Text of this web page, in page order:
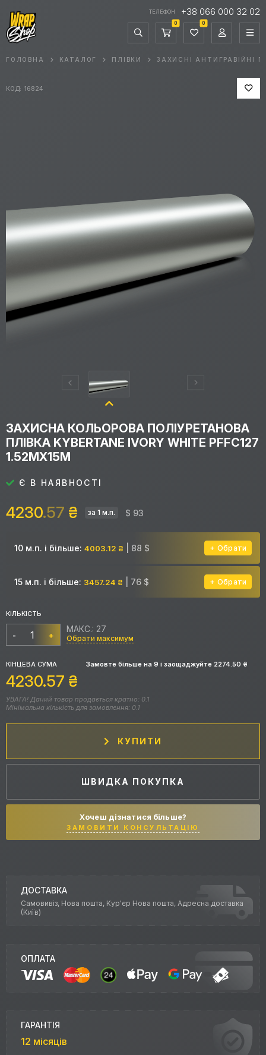
ТЕЛЕФОН +38 066 000 32 02
0 0
ГОЛОВНА КАТАЛОГ ПЛІВКИ ЗАХИСНІ АНТИГРАВІЙНІ
ЗАХИСНА КОЛЬОРОВА ПОЛІУРЕТАНОВА
ПЛІВКА KYBERTANE IVORY WHITE PFFС127
1.52MX15M
Є В НАЯВНОСТІ
4230.57 ₴ за 1 м.п. $ 93
10 м.п. і більше: 4003.12 ₴ | 88 $ Обрати
15 м.п. і більше: 3457.24 ₴ | 76 $ Обрати
КІЛЬКІСТЬ
- +
МАКС.: 27
Обрати максимум
КІНЦЕВА СУМА Замовте більше на 9 і заощаджуйте 2274.50 ₴
4230.57 ₴
УВАГА! Даний товар продається кратно: 0.1
Мінімальна кількість для замовлення: 0.1
КУПИТИ
ШВИДКА ПОКУПКА
Хочеш дізнатися більше?
ЗАМОВИТИ КОНСУЛЬТАЦІЮ
ДОСТАВКА
Самовивіз, Нова пошта, Кур'єр Нова пошта, Адресна доставка
(Київ)
ОПЛАТА
ГАРАНТІЯ
12 місяців
КОД: 16824